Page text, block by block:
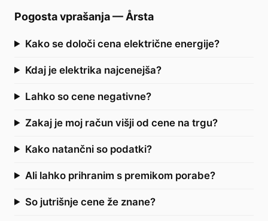
Pogosta vprašanja— Årsta
Kako se določi cena električne energije?
Kdaj je elektrika najcenejša?
Lahko so cene negativne?
Zakaj je moj račun višji od cene na trgu?
Kako natančni so podatki?
Ali lahko prihranim s premikom porabe?
So jutrišnje cene že znane?